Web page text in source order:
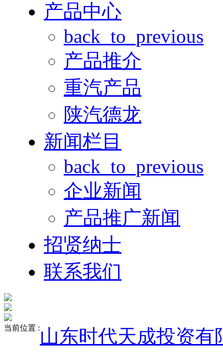
产品中心
back_to_previous
产品推介
重汽产品
陕汽德龙
新闻栏目
back_to_previous
企业新闻
产品推广新闻
招贤纳士
联系我们
当前位置 : 山东时代天成投资有